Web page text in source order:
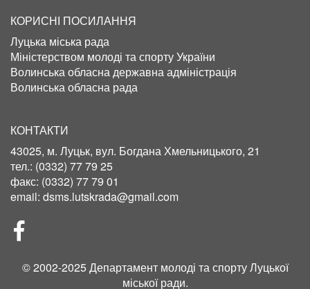
КОРИСНІ ПОСИЛАННЯ
Луцька міська рада
Міністерством молоді та спорту України
Волинська обласна державна адміністрація
Волинська обласна рада
КОНТАКТИ
43025, м. Луцьк, вул. Богдана Хмельницького, 21
тел.: (0332) 77 79 25
факс: (0332) 77 79 01
email: dsms.lutskrada@gmail.com
СОЦІЛЬНІ
МЕРЕЖІ
© 2002-2025 Департамент молоді та спорту Луцької
міської ради.